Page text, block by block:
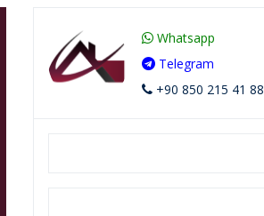
Whatsapp
Telegram
+90 850 215 41 88